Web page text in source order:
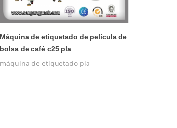
Máquina de etiquetado de película de
bolsa de café c25 pla
máquina de etiquetado pla